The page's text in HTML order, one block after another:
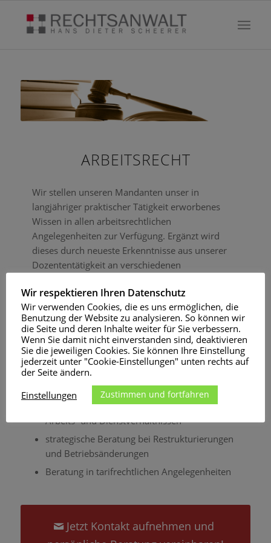
ARBEITSRECHT
Wir stellen unseren Mandanten unser in
langjähriger praktischer Tätigkeit erworbenes
Wissen in allen arbeitsrechtlichen
Angelegenheiten zur Verfügung. Ergänzt wird
dieses durch neueste Erkenntnisse aus unserer
Dozententätigkeit an verschiedenen
Damit sind wir ein strategisch und nachhaltig
handelnder Partner, der die Interessen seiner
Mandanten umfassend berücksichtigt und
durchzusetzen versteht.
Absolute Diskretion und hohe Sensibilität bilden
Begründung, Betreuung und Beendigung von
Arbeits- und Dienstverhältnissen
strategische Beratung bei Restrukturierungen
und Betriebsänderungen
Beratung in tarifrechtlichen Angelegenheiten
Jetzt Kontakt aufnehmen und
Wir respektieren Ihren Datenschutz
Wir verwenden Cookies, die es uns ermöglichen, die
Benutzung der Website zu analysieren. So können wir
die Seite und deren Inhalte weiter für Sie verbessern.
Wenn Sie damit nicht einverstanden sind, deaktivieren
Sie die jeweiligen Cookies. Sie können Ihre Einstellung
jederzeit unter "Cookie-Einstellungen" unten rechts auf
der Seite ändern.
Einstellungen
Zustimmen und fortfahren